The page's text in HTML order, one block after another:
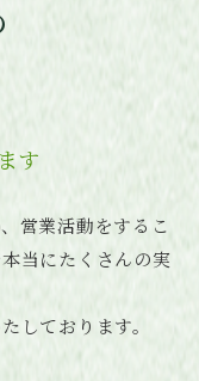
す
営業活動をするこ
当にたくさんの実
しております。